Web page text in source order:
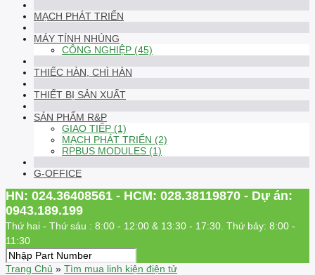
MẠCH PHÁT TRIỂN
MÁY TÍNH NHÚNG
CÔNG NGHIỆP (45)
THIẾC HÀN, CHÌ HÀN
THIẾT BỊ SẢN XUẤT
SẢN PHẨM R&P
GIAO TIẾP (1)
MẠCH PHÁT TRIỂN (2)
RPBUS MODULES (1)
G-OFFICE
HN: 024.36408561 - HCM: 028.38119870 - Dự án:
0943.189.199
Thứ hai - Thứ sáu : 8:00 - 12:00 & 13:30 - 17:30. Thứ bảy: 8:00 -
11:30
Trang Chủ » Tìm mua linh kiện điện tử